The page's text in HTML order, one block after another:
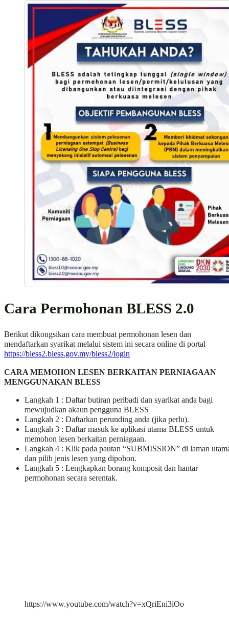
Cara Permohonan BLESS 2.0
Berikut dikongsikan cara membuat permohonan lesen dan
mendaftarkan syarikat melalui sistem ini secara online di portal
https://bless2.bless.gov.my/bless2/login
CARA MEMOHON LESEN BERKAITAN PERNIAGAAN
MENGGUNAKAN BLESS
Langkah 1 : Daftar butiran peribadi dan syarikat anda bagi
mewujudkan akaun pengguna BLESS
Langkah 2 : Daftarkan perunding anda (jika perlu).
Langkah 3 : Daftar masuk ke aplikasi utama BLESS untuk
memohon lesen berkaitan perniagaan.
Langkah 4 : Klik pada pautan “SUBMISSION” di laman
dan pilih jenis lesen yang dipohon.
Langkah 5 : Lengkapkan borang komposit dan hantar
permohonan secara serentak.
https://www.youtube.com/watch?v=xQriEni3iOo